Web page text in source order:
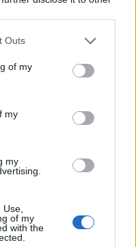
one or more Google
You may click to
its third-party tags to
in below Google
Outs
of my
my
my
of my
with the
estabelecida fundada
de chip
sua própria carteira,
exemplo para
ao Chrome
ou o Brave Browser
e pesquise MetaMask,
oferecida por
e clique em Adicionar